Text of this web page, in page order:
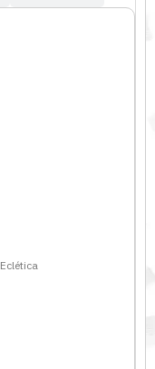
Eclética